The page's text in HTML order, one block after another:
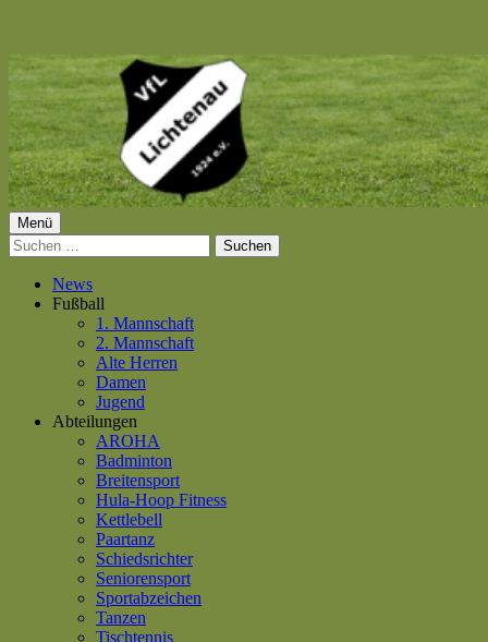
Springe
zum
Inhalt
VfL Lichtenau 1924 e.V.
Primäres
Menü
Menü
Suchen
nach:
News
Fußball
1. Mannschaft
2. Mannschaft
Alte Herren
Damen
Jugend
Abteilungen
AROHA
Badminton
Breitensport
Hula-Hoop Fitness
Kettlebell
Paartanz
Schiedsrichter
Seniorensport
Sportabzeichen
Tanzen
Tischtennis